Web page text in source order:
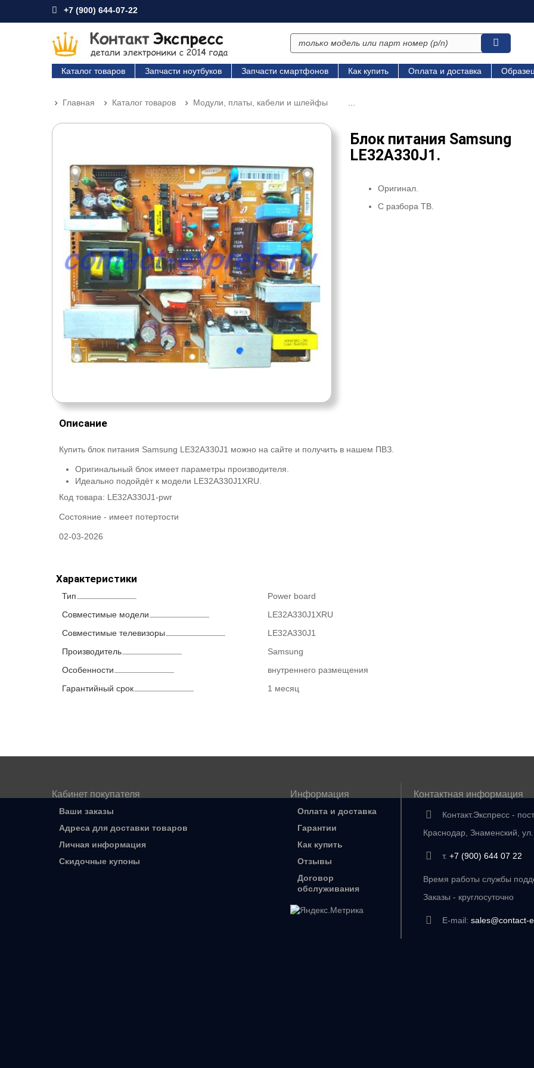
+7 (900) 644-07-22
Каталог товаров Запчасти ноутбуков Запчасти смартфонов Как купить Оплата и доставка
Главная Каталог товаров Модули, платы, кабели и шлейфы
Блок питания Samsung
LE32A330J1.
Оригинал.
С разбора ТВ.
Описание
Купить блок питания Samsung LE32A330J1 можно на сайте и получить в нашем ПВЗ.
Оригинальный блок имеет параметры производителя.
Идеально подойдёт к модели LE32A330J1XRU.
Код товара: LE32A330J1-pwr
Состояние - имеет потертости
02-03-2026
Характеристики
Тип
Power board
Совместимые модели
LE32A330J1XRU
Совместимые телевизоры
LE32A330J1
Производитель
Samsung
Особенности
внутреннего размещения
Гарантийный срок
1 месяц
Кабинет покупателя
Ваши заказы
Адреса для доставки товаров
Личная информация
Скидочные купоны
Информация
Оплата и доставка
Гарантии
Как купить
Отзывы
Договор
обслуживания
Контактная информация
Контакт.Экспресс -
Краснодар, Знаменский,
т. +7 (900) 644 07 22
Время работы службы
Заказы - круглосуточно
E-mail: sales@contact-